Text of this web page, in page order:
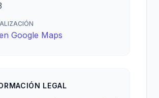
Google Maps
LEGAL